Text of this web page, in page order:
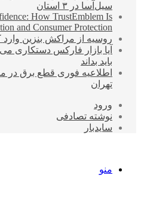
سیل‌آسا در ۳ استان
How TrustEmblem Is
and Consumer Protection
روسیه از مراکش بنزین وارد
آیا بازار فارکس دستکاری
باید بداند
اطلاعیه فوری قطع برق در
تهران
ورود
نوشته تصادفی
سایدبار
منو